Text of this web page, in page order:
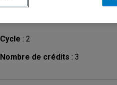
Cycle : 2
Nombre de crédits : 3